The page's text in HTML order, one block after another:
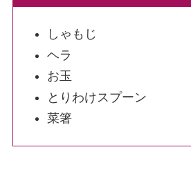
しゃもじ
ヘラ
お玉
とりわけスプーン
菜箸